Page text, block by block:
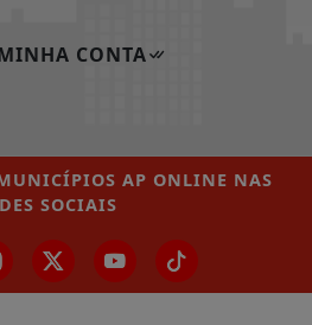
CONTA
AP ONLINE NAS
SOCIAIS